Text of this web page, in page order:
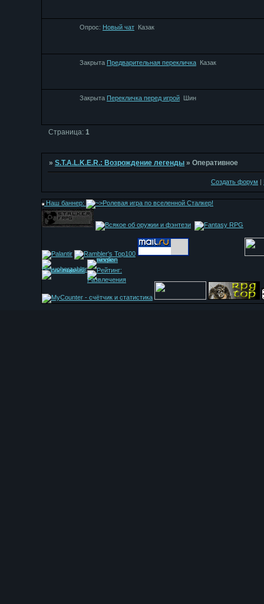
Опрос: Новый чат Казак
Закрыта Предварительная перекличка Казак
Закрыта Перекличка перед игрой Шин
Страница: 1
»S.T.A.L.K.E.R.: Возрождение легенды »Оперативное
Создать форум |
Наш баннер: